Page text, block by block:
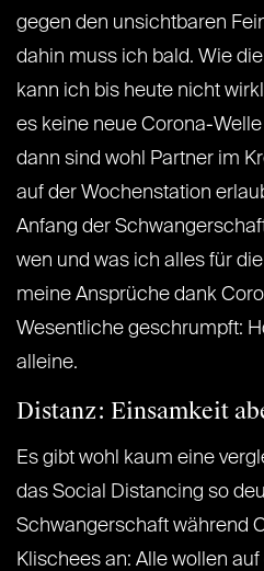
gegen den unsichtbaren
dahin muss ich bald. Wie
kann ich bis heute nicht
es keine neue Corona-
dann sind wohl Partner im
auf der Wochenstation
Anfang der
wen und was ich alles für
meine Ansprüche dank
Wesentliche geschrumpft:
alleine.
Distanz: Einsamkeit
Es gibt wohl kaum eine
das Social Distancing so
Schwangerschaft während
Klischees an: Alle wollen